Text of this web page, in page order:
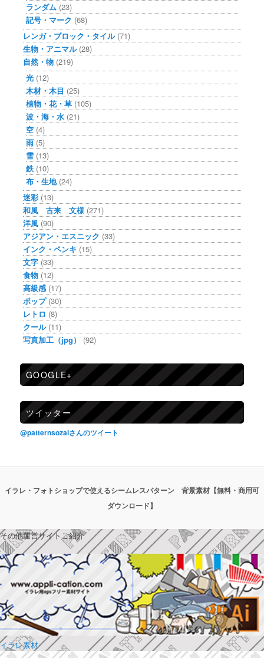
ランダム (23)
記号・マーク (68)
レンガ・ブロック・タイル(71)
生物・アニマル(28)
自然・物 (219)
光 (12)
木材・木目 (25)
植物・花・草 (105)
波・海・水 (21)
空 (4)
雨 (5)
雪 (13)
鉄 (10)
布・生地(24)
迷彩 (13)
和風 古来 文様 (271)
洋風 (90)
アジアン・エスニック (33)
インク・ペンキ (15)
文字 (33)
食物 (12)
高級感 (17)
ポップ(30)
レトロ (8)
クール(11)
写真加工（jpg）
(92)
GOOGLE+
ツイッター
@patternsozaiさんのツイート
イラレ・フォトショップで使えるシームレスパターン 背景素材【無料・商用可
ダウンロード】
その他運営サイトご紹介
イラレ素材